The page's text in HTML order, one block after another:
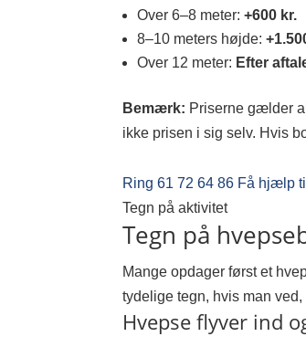
Over 6–8 meter:+600 kr.
8–10 meters højde:
Over 12 meter: Efter
Bemærk: Priserne gælder
ikke prisen i sig selv. Hvis
Ring 61 72 64 86 Få hjælp
Tegn på aktivitet
Tegn på
Mange opdager først et
tydelige tegn, hvis man
Hvepse flyver ind